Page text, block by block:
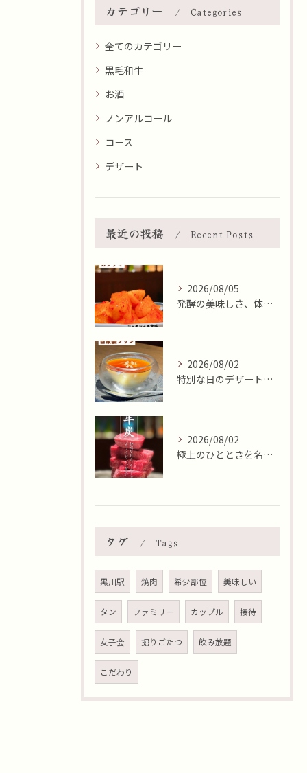
カテゴリー Categories
全てのカテゴリー
黒毛和牛
お酒
ノンアルコール
コース
デザート
最近の投稿 Recent Posts
2026/08/05
発酵の美味しさ、体験しませんか？🧄
2026/08/02
特別な日のデザートはいかがですか🍮✨？本日8月2日はおやつの...
2026/08/02
極上のひとときを名古屋市北区で✨
タグ Tags
黒川駅 焼肉 希少部位 美味しい
タン ファミリー カップル 接待
女子会 掘りごたつ 飲み放題
こだわり